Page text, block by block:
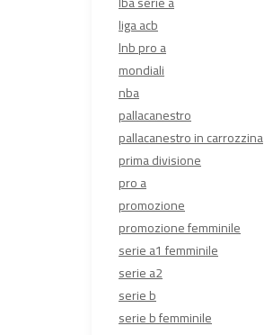
liga acb
lnb pro a
mondiali
nba
pallacanestro
pallacanestro in carrozzina
prima divisione
pro a
promozione
promozione femminile
serie a1 femminile
serie a2
serie b
serie b femminile